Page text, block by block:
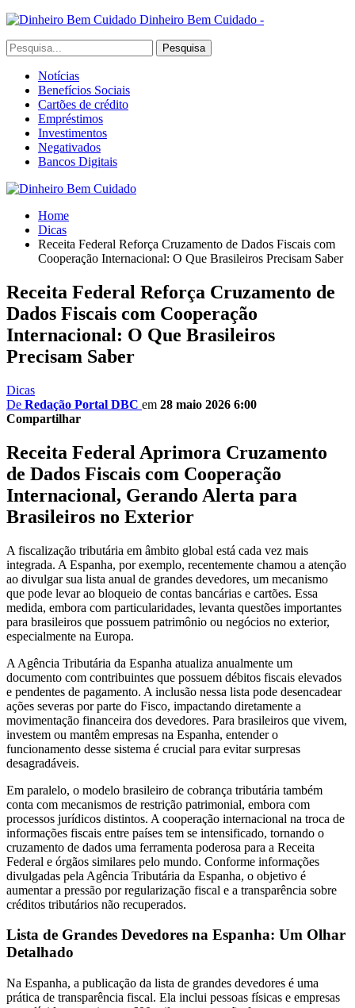
Dinheiro Bem Cuidado -
Notícias
Benefícios Sociais
Cartões de crédito
Empréstimos
Investimentos
Negativados
Bancos Digitais
Home
Dicas
Receita Federal Reforça Cruzamento de Dados Fiscais com
Cooperação Internacional: O Que Brasileiros Precisam Saber
Receita Federal Reforça Cruzamento de
Dados Fiscais com Cooperação
Internacional: O Que Brasileiros
Precisam Saber
Dicas
De Redação Portal DBC em 28 maio 2026 6:00
Compartilhar
Receita Federal Aprimora Cruzamento
de Dados Fiscais com Cooperação
Internacional, Gerando Alerta para
Brasileiros no Exterior
A fiscalização tributária em âmbito global está cada vez mais
integrada. A Espanha, por exemplo, recentemente chamou a atenção
ao divulgar sua lista anual de grandes devedores, um mecanismo
que pode levar ao bloqueio de contas bancárias e cartões. Essa
medida, embora com particularidades, levanta questões importantes
para brasileiros que possuem patrimônio ou negócios no exterior,
especialmente na Europa.
A Agência Tributária da Espanha atualiza anualmente um
documento com contribuintes que possuem débitos fiscais elevados
e pendentes de pagamento. A inclusão nessa lista pode desencadear
ações severas por parte do Fisco, impactando diretamente a
movimentação financeira dos devedores. Para brasileiros que vivem,
investem ou mantêm empresas na Espanha, entender o
funcionamento desse sistema é crucial para evitar surpresas
desagradáveis.
Em paralelo, o modelo brasileiro de cobrança tributária também
conta com mecanismos de restrição patrimonial, embora com
processos jurídicos distintos. A cooperação internacional na troca de
informações fiscais entre países tem se intensificado, tornando o
cruzamento de dados uma ferramenta poderosa para a Receita
Federal e órgãos similares pelo mundo. Conforme informações
divulgadas pela Agência Tributária da Espanha, o objetivo é
aumentar a pressão por regularização fiscal e a transparência sobre
créditos tributários não recuperados.
Lista de Grandes Devedores na Espanha: Um Olhar
Detalhado
Na Espanha, a publicação da lista de grandes devedores é uma
prática de transparência fiscal. Ela inclui pessoas físicas e empresas